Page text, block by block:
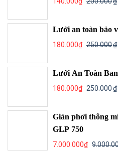
Lưới an toàn bảo
180.000₫ 250.000₫
Lưới An Toàn
180.000₫ 250.000₫
Giàn phơi thông
GLP 750
7.000.000₫